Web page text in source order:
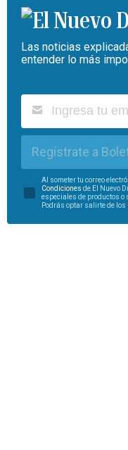
Las noticias
entender lo más
Regístrate a
Al someter tu correo
Condiciones de El Nuevo
especiales de productos o
Podrás optar salirte de los